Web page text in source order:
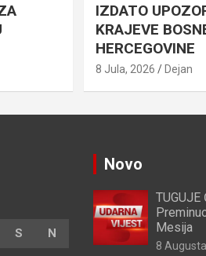
IZDATO
KRAJEVE
HERCEGOVINE
8 Jula, 2026 Dejan
S N
Novo
TUGUJE
Mesija
8